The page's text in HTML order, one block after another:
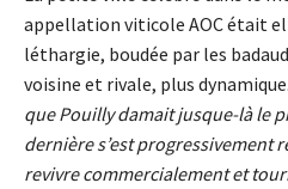
appellation viticole AOC était
léthargie, boudée par les
voisine et rivale, plus
que Pouilly damait jusque-là le
dernière s’est progressivement
revivre commercialement et